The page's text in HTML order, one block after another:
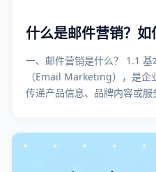
什么是邮件营销？
一、邮件营销是什么？ 1.1
（Email Marketing），是企
传递产品信息、品牌内容或
不同，邮件营销